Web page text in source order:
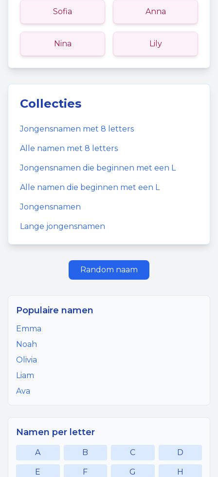
Sofia Anna
Nina Lily
Collecties
Jongensnamen met 8 letters
Alle namen met 8 letters
Jongensnamen die beginnen met een L
Alle namen die beginnen met een L
Jongensnamen
Lange jongensnamen
Random naam
Populaire namen
Emma
Noah
Olivia
Liam
Ava
Namen per letter
A B C D
E F G H